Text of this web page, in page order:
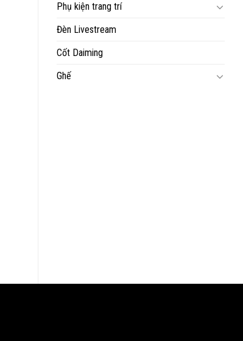
Phụ kiện trang trí
Đèn Livestream
Cốt Daiming
Ghế